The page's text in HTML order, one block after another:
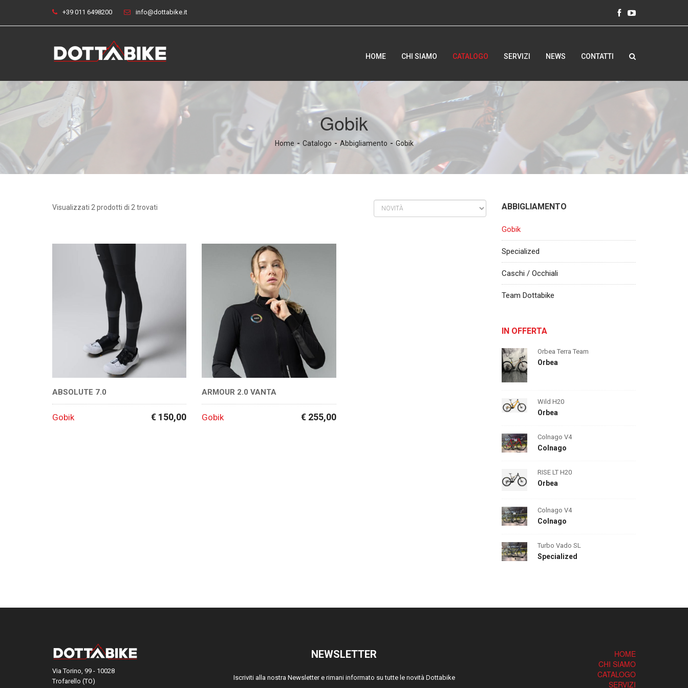
+39 011 6498200 info@dottabike.it
HOME CHI SIAMO CATALOGO SERVIZI NEWS CONTATTI
Gobik
Home Catalogo Abbigliamento Gobik
Visualizzati 2 prodotti di 2 trovati
ABSOLUTE 7.0
Gobik € 150,00
ARMOUR 2.0 VANTA
Gobik € 255,00
ABBIGLIAMENTO
Gobik
Specialized
Caschi / Occhiali
Team Dottabike
IN OFFERTA
Orbea Terra Team
Orbea
Wild H20
Orbea
Colnago V4
Colnago
RISE LT H20
Orbea
Colnago V4
Colnago
Turbo Vado SL
Specialized
Via Torino, 99 - 10028
Trofarello (TO)
NEWSLETTER
Iscriviti alla nostra Newsletter e rimani informato su tutte le novità Dottabike
HOME
CHI SIAMO
CATALOGO
SERVIZI